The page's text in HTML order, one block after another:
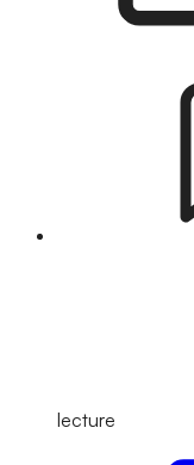
lecture